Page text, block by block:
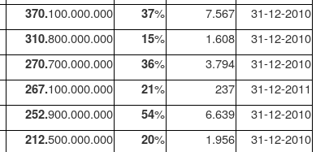
370.100.000.000 37% 7.567 31-12-2010
310.800.000.000 15% 1.608 31-12-2010
270.700.000.000 36% 3.794 31-12-2010
267.100.000.000 21% 237 31-12-2011
252.900.000.000 54% 6.639 31-12-2010
212.500.000.000 20% 1.956 31-12-2010